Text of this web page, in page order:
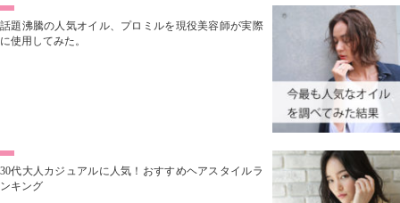
話題沸騰の人気オイル、プロミルを現役美容師が実際
に使用してみた。
30代大人カジュアルに人気！おすすめヘアスタイルラ
ンキング